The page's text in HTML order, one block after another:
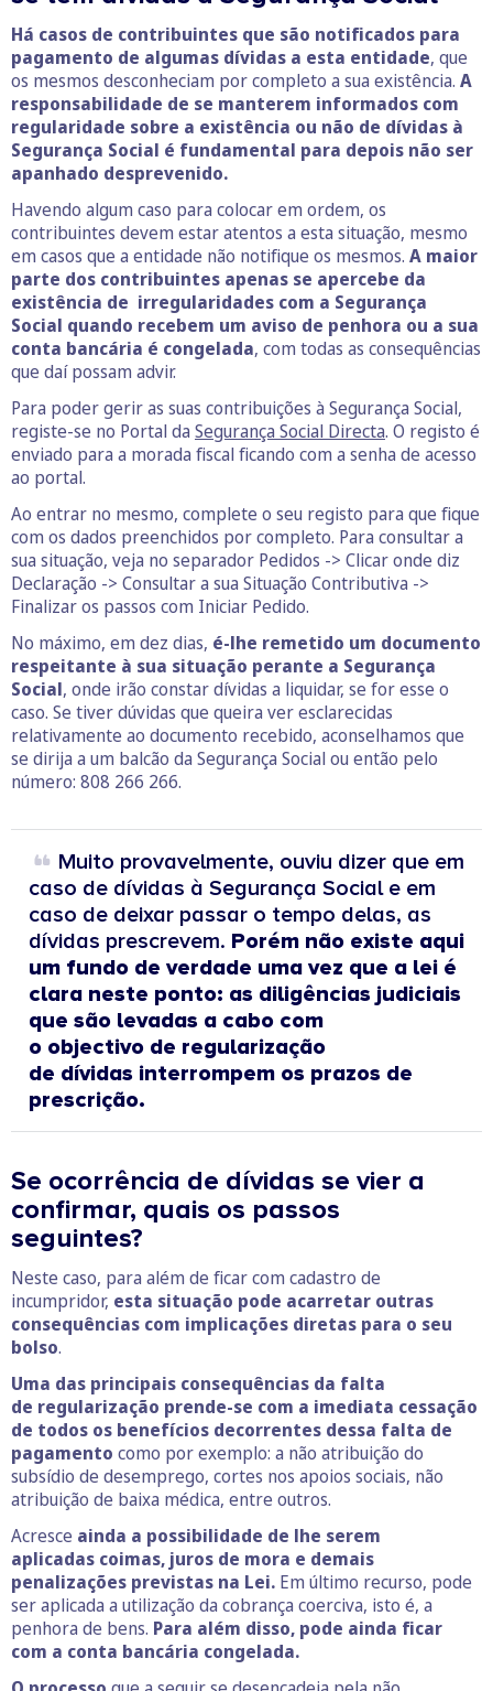
Há casos de contribuintes que são notificados para
pagamento de algumas dívidas a esta entidade, que
os mesmos desconheciam por completo a sua existência. A
responsabilidade de se manterem informados com
regularidade sobre a existência ou não de dívidas à
Segurança Social é fundamental para depois não ser
apanhado desprevenido.
Havendo algum caso para colocar em ordem, os
contribuintes devem estar atentos a esta situação, mesmo
em casos que a entidade não notifique os mesmos. A maior
parte dos contribuintes apenas se apercebe da
existência de irregularidades com a Segurança
Social quando recebem um aviso de penhora ou a sua
conta bancária é congelada, com todas as consequências
que daí possam advir.
Para poder gerir as suas contribuições à Segurança Social,
registe-se no Portal da Segurança Social Directa. O registo é
enviado para a morada fiscal ficando com a senha de acesso
ao portal.
Ao entrar no mesmo, complete o seu registo para que fique
com os dados preenchidos por completo. Para consultar a
sua situação, veja no separador Pedidos -> Clicar onde diz
Declaração -> Consultar a sua Situação Contributiva ->
Finalizar os passos com Iniciar Pedido.
No máximo, em dez dias, é-lhe remetido um documento
respeitante à sua situação perante a Segurança
Social, onde irão constar dívidas a liquidar, se for esse o
caso. Se tiver dúvidas que queira ver esclarecidas
relativamente ao documento recebido, aconselhamos que
se dirija a um balcão da Segurança Social ou então pelo
número: 808 266 266.
Muito provavelmente, ouviu dizer que em
caso de dívidas à Segurança Social e em
caso de deixar passar o tempo delas, as
dívidas prescrevem. Porém não existe aqui
um fundo de verdade uma vez que a lei é
clara neste ponto: as diligências judiciais
que são levadas a cabo com
o objectivo de regularização
de dívidas interrompem os prazos de
prescrição.
Se ocorrência de dívidas se vier a
confirmar, quais os passos
seguintes?
Neste caso, para além de ficar com cadastro de
incumpridor, esta situação pode acarretar outras
consequências com implicações diretas para o seu
bolso.
Uma das principais consequências da falta
de regularização prende-se com a imediata cessação
de todos os benefícios decorrentes dessa falta de
pagamento como por exemplo: a não atribuição do
subsídio de desemprego, cortes nos apoios sociais, não
atribuição de baixa médica, entre outros.
Acresce ainda a possibilidade de lhe serem
aplicadas coimas, juros de mora e demais
penalizações previstas na Lei. Em último recurso, pode
ser aplicada a utilização da cobrança coerciva, isto é, a
penhora de bens. Para além disso, pode ainda ficar
com a conta bancária congelada.